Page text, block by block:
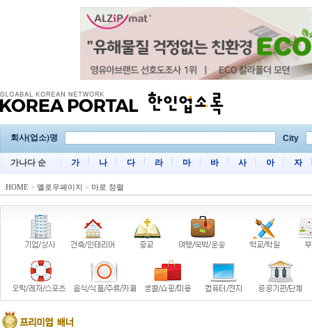
회사(업소)명 City
가나다 순 가 나 다 라 마 바 사 아 자
HOME > 옐로우페이지 > 마로 정렬